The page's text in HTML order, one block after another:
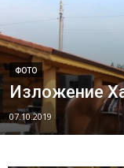
ФОТО
Изложение
07.10.2019